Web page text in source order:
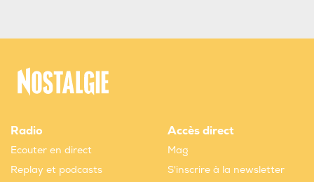
Radio
Ecouter en direct
Replay et podcasts
Accès direct
Mag
S'inscrire à la newsletter